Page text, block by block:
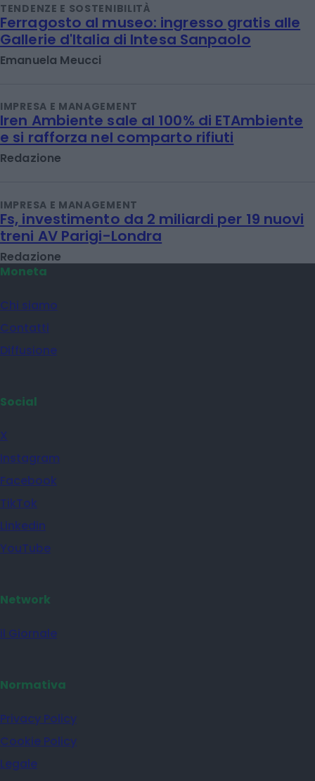
TENDENZE E SOSTENIBILITÀ
Ferragosto al museo: ingresso gratis alle
Gallerie d'Italia di Intesa Sanpaolo
Emanuela Meucci
IMPRESA E MANAGEMENT
Iren Ambiente sale al 100% di ETAmbiente
e si rafforza nel comparto rifiuti
Redazione
IMPRESA E MANAGEMENT
Fs, investimento da 2 miliardi per 19 nuovi
treni AV Parigi-Londra
Redazione
Moneta
Chi siamo
Contatti
Diffusione
Social
X
Instagram
Facebook
TikTok
Linkedin
YouTube
Network
il Giornale
Normativa
Privacy Policy
Cookie Policy
Legale